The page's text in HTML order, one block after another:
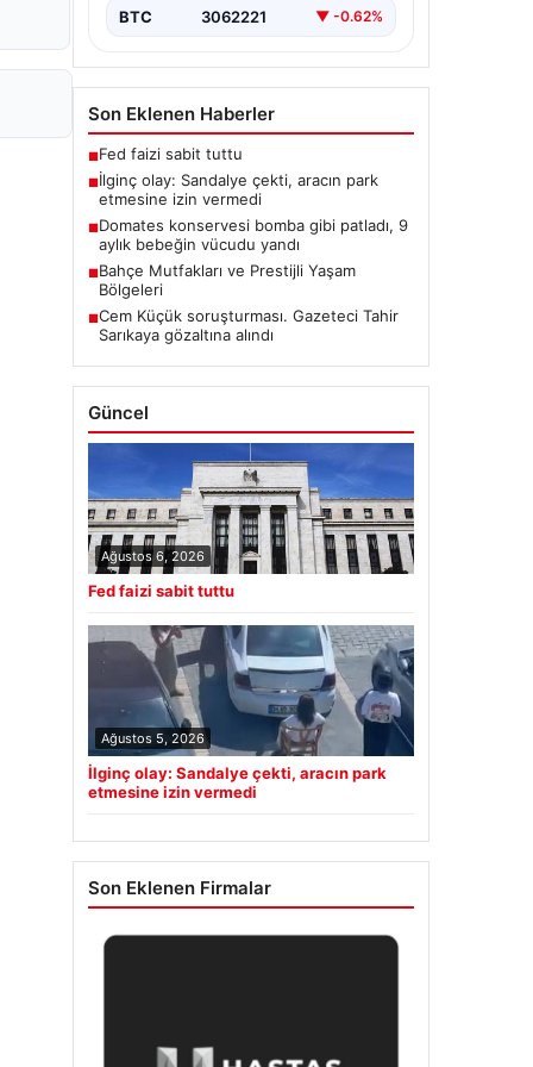
BTC 3062221 ▼ -0.62%
Son Eklenen Haberler
■Fed faizi sabit tuttu
■İlginç olay: Sandalye çekti, aracın park
etmesine izin vermedi
■Domates konservesi bomba gibi patladı, 9
aylık bebeğin vücudu yandı
■Bahçe Mutfakları ve Prestijli Yaşam
Bölgeleri
■Cem Küçük soruşturması. Gazeteci Tahir
Sarıkaya gözaltına alındı
Güncel
Ağustos 6, 2026
Fed faizi sabit tuttu
Ağustos 5, 2026
İlginç olay: Sandalye çekti, aracın park
etmesine izin vermedi
Son Eklenen Firmalar